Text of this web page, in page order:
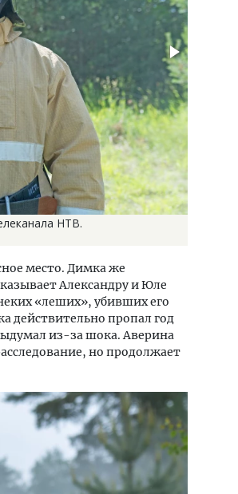
НТВ.
место. Димка же
Александру и Юле
«леших», убивших его
действительно пропал год
из-за шока. Аверина
но продолжает